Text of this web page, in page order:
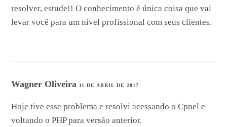
resolver, estude!! O conhecimento é única coisa que vai
levar você para um nível profissional com seus clientes.
Wagner Oliveira 11 DE ABRIL DE 2017
Hoje tive esse problema e resolvi acessando o Cpnel e
voltando o PHP para versão anterior.